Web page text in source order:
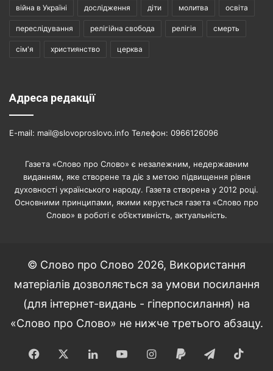
війна в Україні дослідження діти молитва освіта
переслідування релігійна свобода релігія смерть
сім'я християнство церква
Адреса редакції
E-mail: mail@slovoproslovo.info Телефон: 0966126096
Газета «Слово про Слово» є незалежним, недержавним
виданням, яке створене та діє з метою підвищення рівня
духовності українського народу. Газета створена у 2012 році.
Основними принципами, якими керується газета «Слово про
Слово» в роботі є об’єктивність, актуальність.
© Слово про Слово 2026, Використання
матеріалів дозволяється за умови посилання
(для інтернет-видань - гіперпосилання) на
«Слово про Слово» не нижче третього абзацу.
Facebook LinkedInYouTubeInstagram
Paypal Telegram